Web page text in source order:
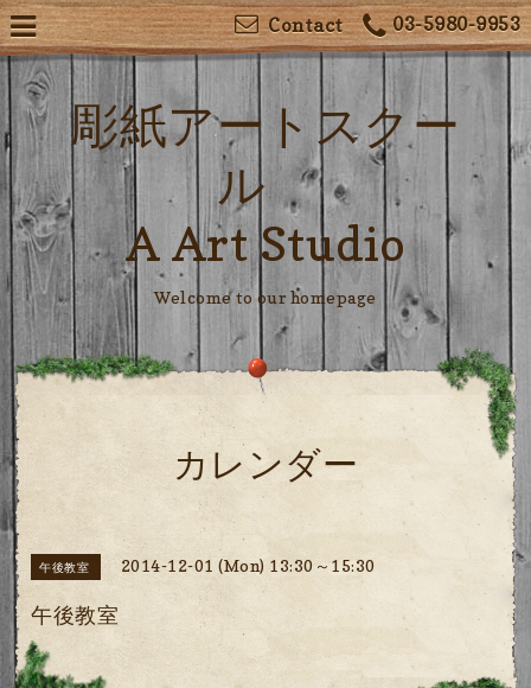
03-5980-9953
Contact
彫紙アートスクー
ル
A Art Studio
Welcome to our homepage
カレンダー
午後教室 2014-12-01 (Mon) 13:30～15:30
午後教室